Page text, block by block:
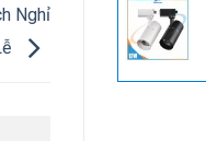
Nghỉ